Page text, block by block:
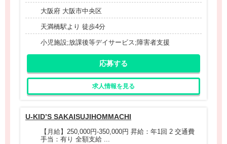
大阪府 大阪市中央区
天満橋駅より 徒歩4分
小児施設;放課後等デイサービス;障害者支援
応募する
求人情報を見る
U-KID’S SAKAISUJIHOMMACHI
【月給】250,000円-350,000円 昇給：年1回 2 交通費
手当：有り 全額支給 ...